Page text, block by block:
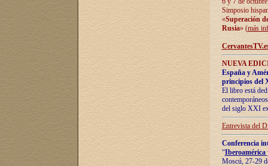
Simposio
«Superación
Rusia» (más
NUEVA
España y
principios del
El libro está
del siglo XXI
Entrevista del
Conferencia
“Iberoamérica
Moscú, 27-29